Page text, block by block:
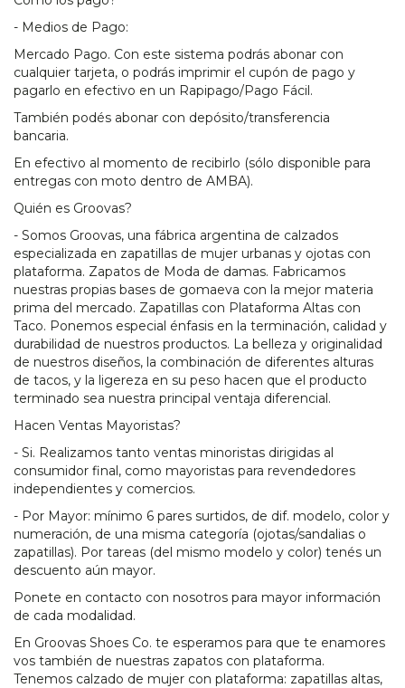
- Medios de Pago:
Mercado Pago. Con este sistema podrás abonar con
cualquier tarjeta, o podrás imprimir el cupón de pago y
pagarlo en efectivo en un Rapipago/Pago Fácil.
También podés abonar con depósito/transferencia
bancaria.
En efectivo al momento de recibirlo (sólo disponible para
entregas con moto dentro de AMBA).
Quién es Groovas?
- Somos Groovas, una fábrica argentina de calzados
especializada en zapatillas de mujer urbanas y ojotas con
plataforma. Zapatos de Moda de damas. Fabricamos
nuestras propias bases de gomaeva con la mejor materia
prima del mercado. Zapatillas con Plataforma Altas con
Taco. Ponemos especial énfasis en la terminación, calidad y
durabilidad de nuestros productos. La belleza y originalidad
de nuestros diseños, la combinación de diferentes alturas
de tacos, y la ligereza en su peso hacen que el producto
terminado sea nuestra principal ventaja diferencial.
Hacen Ventas Mayoristas?
- Si. Realizamos tanto ventas minoristas dirigidas al
consumidor final, como mayoristas para revendedores
independientes y comercios.
- Por Mayor: mínimo 6 pares surtidos, de dif. modelo, color y
numeración, de una misma categoría (ojotas/sandalias o
zapatillas). Por tareas (del mismo modelo y color) tenés un
descuento aún mayor.
Ponete en contacto con nosotros para mayor información
de cada modalidad.
En Groovas Shoes Co. te esperamos para que te enamores
vos también de nuestras zapatos con plataforma.
Tenemos calzado de mujer con plataforma: zapatillas altas,